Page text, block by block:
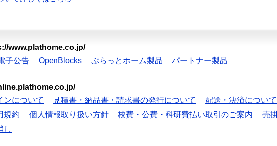
www.plathome.co.jp/
子公告 OpenBlocks ぷらっとホーム製品 パートナー製品
ンについて 見積書・納品書・請求書の発行について 配送・決済について
規約 個人情報取り扱い方針 校費・公費・科研費払い取引のご案内 売
し